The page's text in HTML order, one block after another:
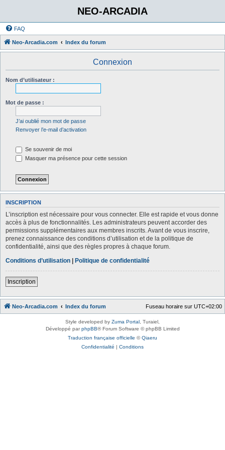
NEO-ARCADIA
FAQ
Neo-Arcadia.com Index du forum
Connexion
Nom d’utilisateur :
Mot de passe :
J’ai oublié mon mot de passe
Renvoyer l’e-mail d’activation
Se souvenir de moi
Masquer ma présence pour cette session
INSCRIPTION
L’inscription est nécessaire pour vous connecter. Elle est rapide et vous donne
accès à plus de fonctionnalités. Les administrateurs peuvent accorder des
permissions supplémentaires aux membres inscrits. Avant de vous inscrire,
prenez connaissance des conditions d’utilisation et de la politique de
confidentialité, ainsi que des règles propres à chaque forum.
Conditions d’utilisation | Politique de confidentialité
Inscription
Neo-Arcadia.com Index du forum Fuseau horaire sur UTC+02:00
Style developed by Zuma Portal , Turaiel,
Développé parphpBB® Forum Software © phpBB Limited
Traduction française officielle ©Qiaeru
Confidentialité | Conditions